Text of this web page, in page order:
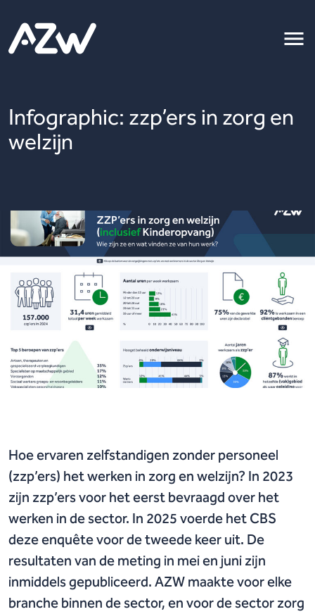
Infographic: zzp’ers in zorg en
welzijn
Hoe ervaren zelfstandigen zonder personeel
(zzp’ers) het werken in zorg en welzijn? In 2023
zijn zzp’ers voor het eerst bevraagd over het
werken in de sector. In 2025 voerde het CBS
deze enquête voor de tweede keer uit. De
resultaten van de meting in mei en juni zijn
inmiddels gepubliceerd. AZW maakte voor elke
branche binnen de sector, en voor de sector zorg